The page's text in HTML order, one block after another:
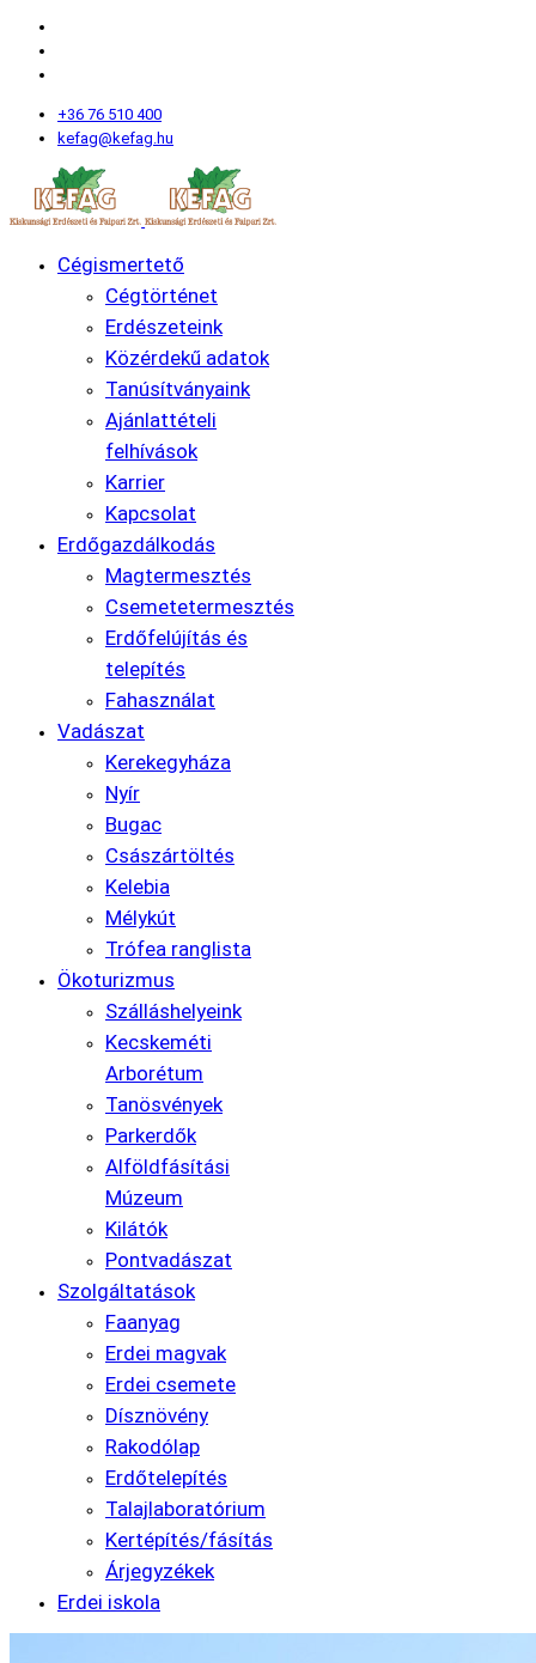
+36 76 510 400
kefag@kefag.hu
Cégismertető
Cégtörténet
Erdészeteink
Közérdekű adatok
Tanúsítványaink
Ajánlattételi
felhívások
Karrier
Kapcsolat
Erdőgazdálkodás
Magtermesztés
Csemetetermesztés
Erdőfelújítás és
telepítés
Fahasználat
Vadászat
Kerekegyháza
Nyír
Bugac
Császártöltés
Kelebia
Mélykút
Trófea ranglista
Ökoturizmus
Szálláshelyeink
Kecskeméti
Arborétum
Tanösvények
Parkerdők
Alföldfásítási
Múzeum
Kilátók
Pontvadászat
Szolgáltatások
Faanyag
Erdei magvak
Erdei csemete
Dísznövény
Rakodólap
Erdőtelepítés
Talajlaboratórium
Kertépítés/fásítás
Árjegyzékek
Erdei iskola